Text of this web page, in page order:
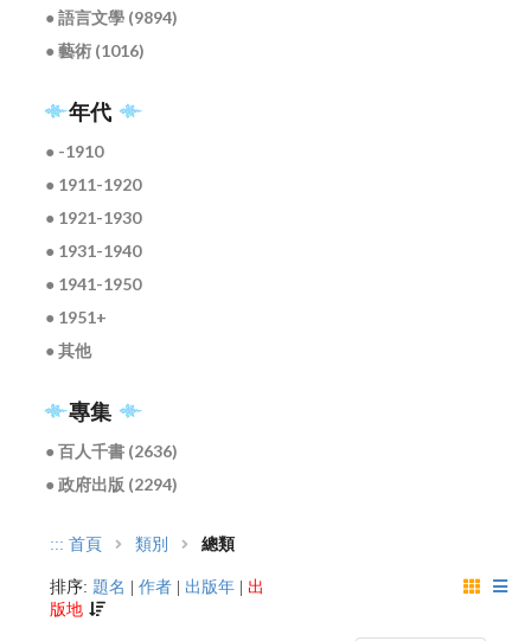
● 語言文學 (9894)
● 藝術 (1016)
年代
● -1910
● 1911-1920
● 1921-1930
● 1931-1940
● 1941-1950
● 1951+
● 其他
專集
● 百人千書 (2636)
● 政府出版 (2294)
::: 首頁 類別 總類
排序: 題名 作者 出版年
出
版地